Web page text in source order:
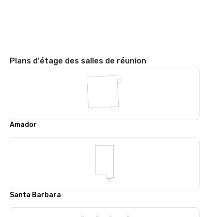
Plans d'étage des salles de réunion
Amador
Santa Barbara